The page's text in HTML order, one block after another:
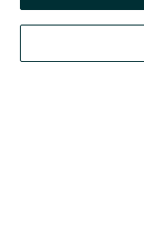
Ao entrares na tua